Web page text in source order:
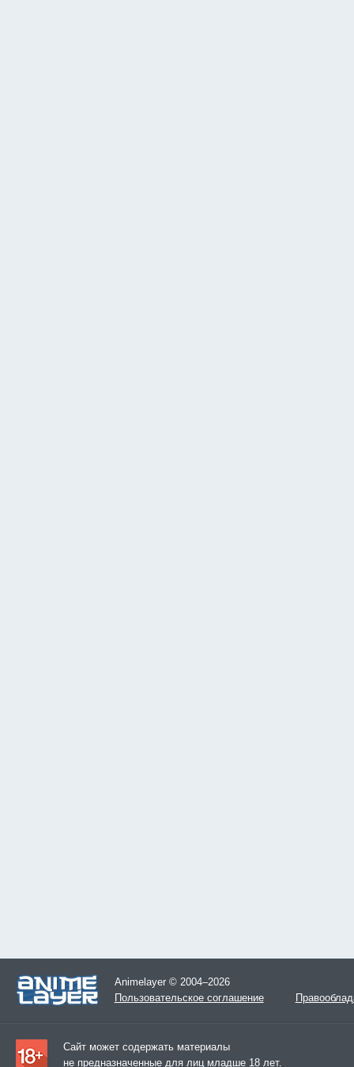
Animelayer © 2004–2026
Пользовательское соглашение
Сайт может содержать материалы
не предназначенные для лиц младше 18 лет.